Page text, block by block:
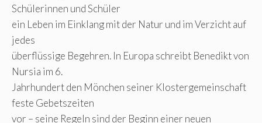
Schülerinnen und Schüler
ein Leben im Einklang mit der Natur und im Verzicht auf
jedes
überflüssige Begehren. In Europa schreibt Benedikt von
Nursia im 6.
Jahrhundert den Mönchen seiner Klostergemeinschaft
feste Gebetszeiten
vor – seine Regeln sind der Beginn einer neuen